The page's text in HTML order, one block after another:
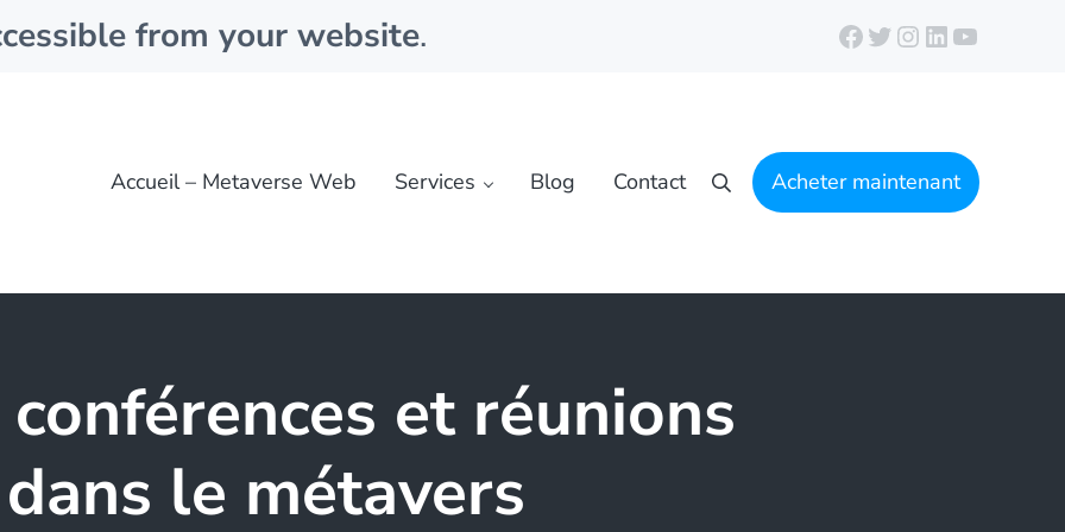
from your website. Facebook
Twitter
Instagram
LinkedIn
YouTube
Accueil – Metaverse Web Services Blog Contact RechercheAcheter maintenant
conférences et réunions
dans le métavers